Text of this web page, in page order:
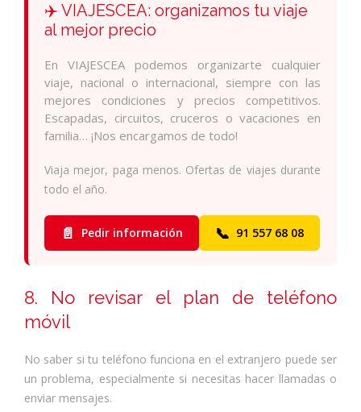
✈️ VIAJESCEA: organizamos tu viaje
al mejor precio
En VIAJESCEA podemos organizarte cualquier
viaje, nacional o internacional, siempre con las
mejores condiciones y precios competitivos.
Escapadas, circuitos, cruceros o vacaciones en
familia… ¡Nos encargamos de todo!
Viaja mejor, paga menos. Ofertas de viajes durante
todo el año.
📄 Pedir información 📞 91 557 68 08
8. No revisar el plan de teléfono
móvil
No saber si tu teléfono funciona en el extranjero puede ser
un problema, especialmente si necesitas hacer llamadas o
enviar mensajes.